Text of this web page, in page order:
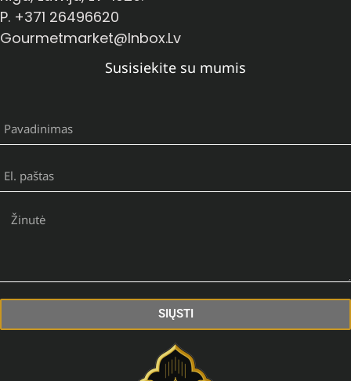
P. +371 26496620
Gourmetmarket@inbox.lv
Susisiekite su mumis
SIŲSTI